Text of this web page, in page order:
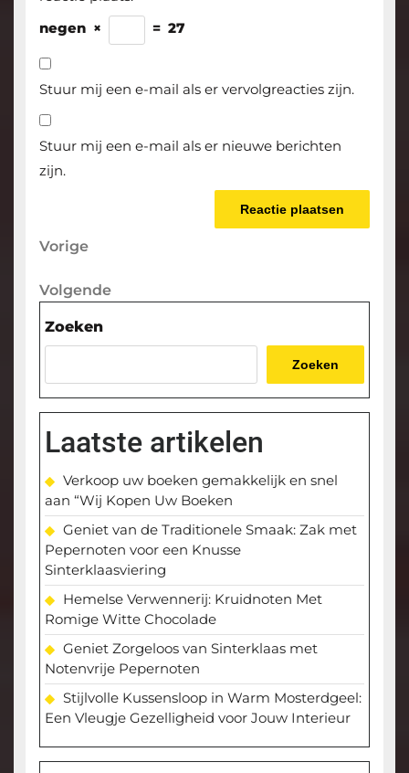
negen × = 27
Stuur mij een e-mail als er vervolgreacties zijn.
Stuur mij een e-mail als er nieuwe berichten
zijn.
Berichtnavigatie
Vorige
Vorige
Volgende
Volgende
Zoeken
Zoeken
Laatste artikelen
Verkoop uw boeken gemakkelijk en snel
aan “Wij Kopen Uw Boeken
Geniet van de Traditionele Smaak: Zak met
Pepernoten voor een Knusse
Sinterklaasviering
Hemelse Verwennerij: Kruidnoten Met
Romige Witte Chocolade
Geniet Zorgeloos van Sinterklaas met
Notenvrije Pepernoten
Stijlvolle Kussensloop in Warm Mosterdgeel:
Een Vleugje Gezelligheid voor Jouw Interieur